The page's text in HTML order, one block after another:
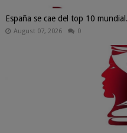
España se cae del top 10
August 07, 2026 0